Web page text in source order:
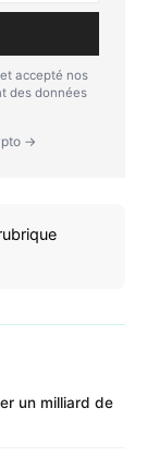
accepté nos
des données
→
un milliard de